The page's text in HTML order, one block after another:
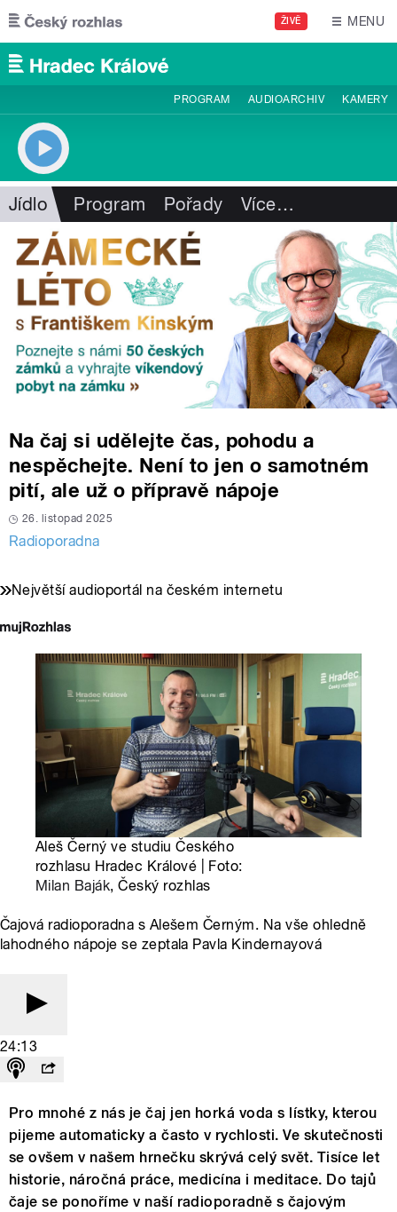
Přejít k hlavnímu obsahu
ŽIVĚ MENU
PROGRAM AUDIOARCHIV KAMERY
Jídlo Program Pořady Více…
Na čaj si udělejte čas, pohodu a
nespěchejte. Není to jen o samotném
pití, ale už o přípravě nápoje
26. listopad 2025
Radioporadna
Největší audioportál na českém internetu
Aleš Černý ve studiu Českého
rozhlasu Hradec Králové | Foto:
Milan Baják, Český rozhlas
Čajová radioporadna s Alešem Černým. Na vše ohledně
lahodného nápoje se zeptala Pavla Kindernayová
24:13
Pro mnohé z nás je čaj jen horká voda s lístky, kterou
pijeme automaticky a často v rychlosti. Ve skutečnosti
se ovšem v našem hrnečku skrývá celý svět. Tisíce let
historie, náročná práce, medicína i meditace. Do tajů
čaje se ponoříme v naší radioporadně s čajovým